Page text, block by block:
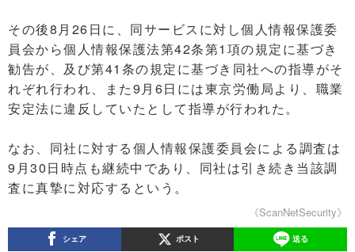
その後8月26日に、同サービスに対し個人情報保護委
員会から個人情報保護法第42条第1項の規定に基づき
勧告が、及び第41条の規定に基づき同社への指導がそ
れぞれ行われ、また9月6日には東京労働局より、職業
安定法に違反していたとして指導が行われた。
なお、同社に対する個人情報保護委員会による調査は
9月30日時点も継続中であり、同社は引き続き当該調
査に真摯に対応するという。
《ScanNetSecurity》
シェア ポスト 送る